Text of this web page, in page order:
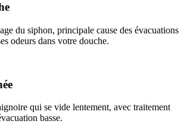
du siphon, principale cause des évacuations
odeurs dans votre douche.
qui se vide lentement, avec traitement
basse.